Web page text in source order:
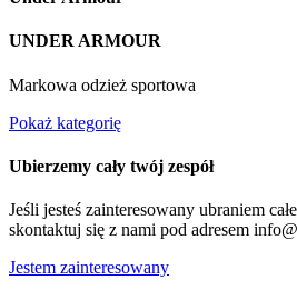
UNDER ARMOUR
Markowa odzież sportowa
Pokaż kategorię
Ubierzemy cały twój zespół
Jeśli jesteś zainteresowany ubraniem
skontaktuj się z nami pod adresem
Jestem zainteresowany